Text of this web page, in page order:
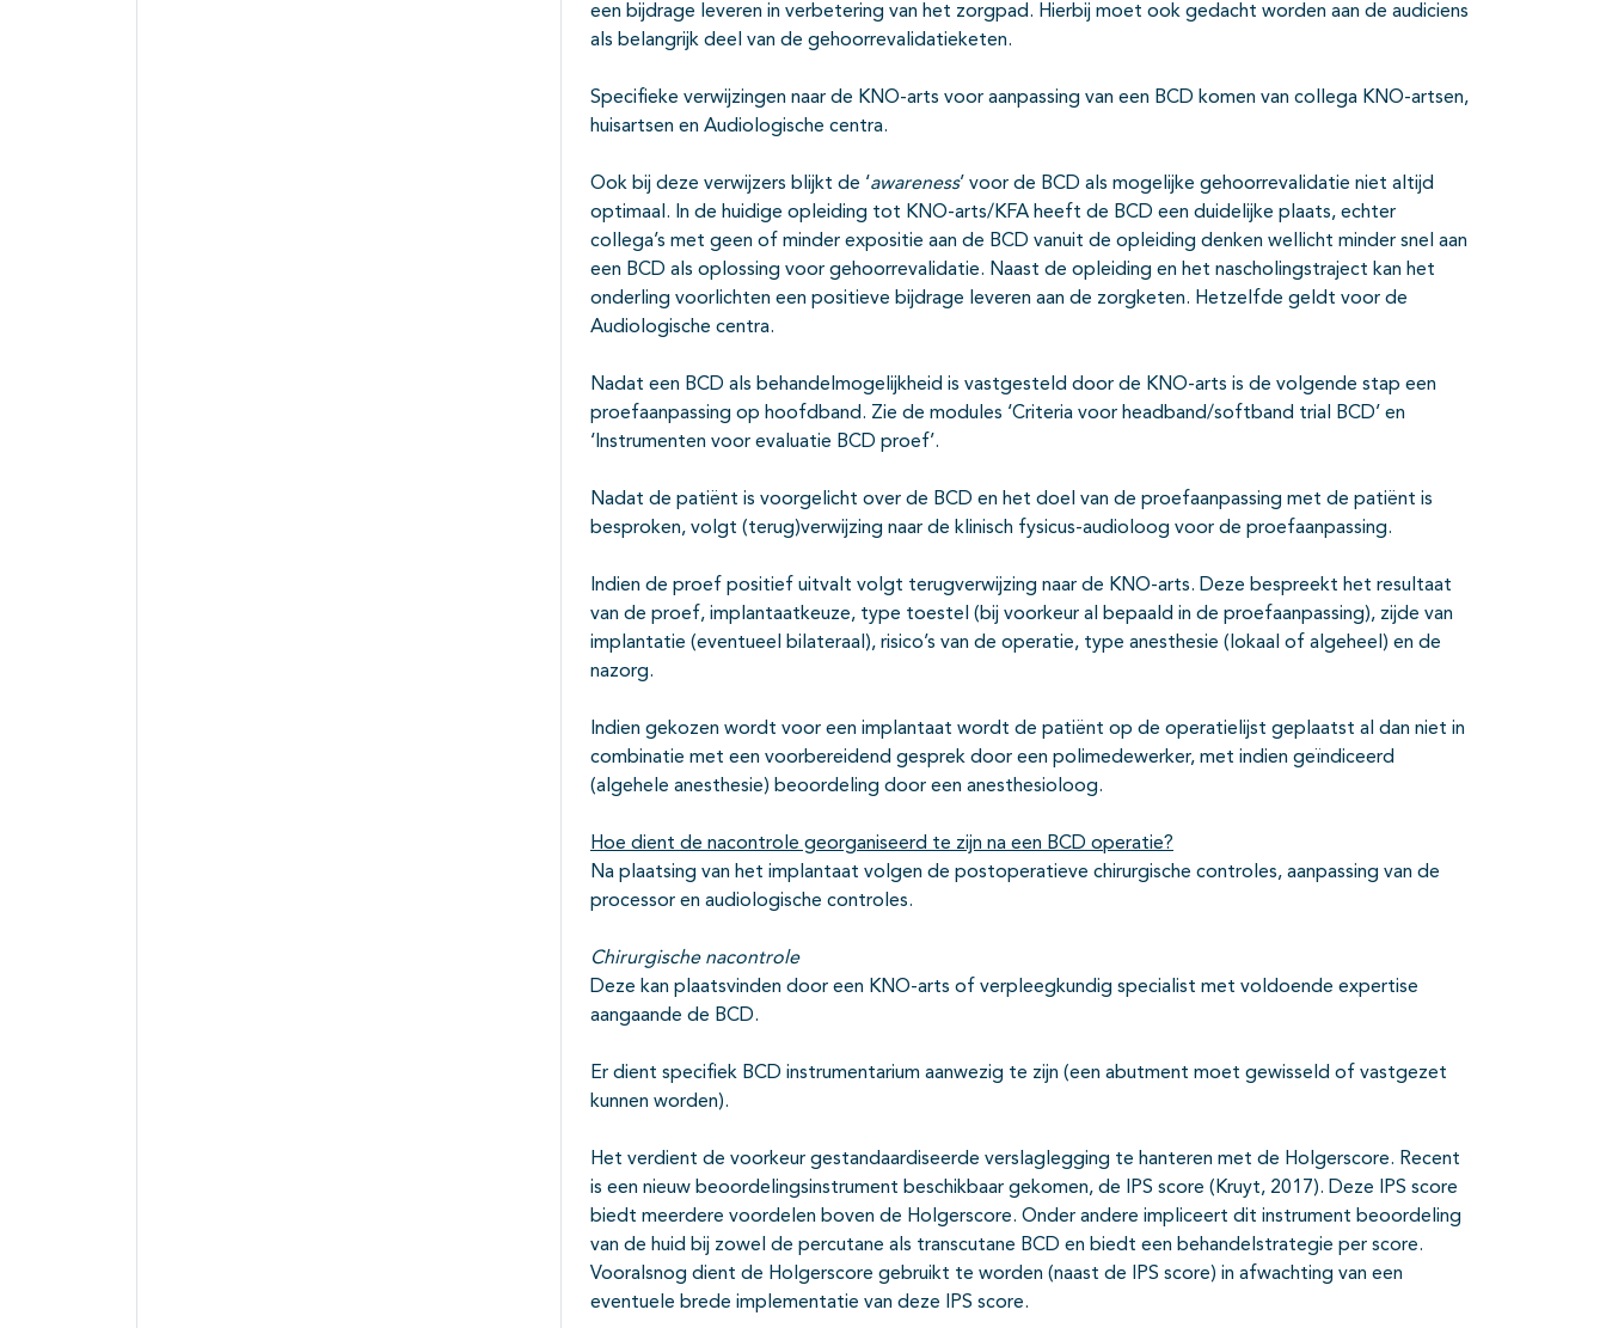
een bijdrage leveren in verbetering van het zorgpad. Hierbij moet ook gedacht worden aan de audiciens
als belangrijk deel van de gehoorrevalidatieketen.
Specifieke verwijzingen naar de KNO-arts voor aanpassing van een BCD komen van collega KNO-artsen,
huisartsen en Audiologische centra.
Ook bij deze verwijzers blijkt de ‘awareness’ voor de BCD als mogelijke gehoorrevalidatie niet altijd
optimaal. In de huidige opleiding tot KNO-arts/KFA heeft de BCD een duidelijke plaats, echter
collega’s met geen of minder expositie aan de BCD vanuit de opleiding denken wellicht minder snel aan
een BCD als oplossing voor gehoorrevalidatie. Naast de opleiding en het nascholingstraject kan het
onderling voorlichten een positieve bijdrage leveren aan de zorgketen. Hetzelfde geldt voor de
Audiologische centra.
Nadat een BCD als behandelmogelijkheid is vastgesteld door de KNO-arts is de volgende stap een
proefaanpassing op hoofdband. Zie de modules ‘Criteria voor headband/softband trial BCD’ en
‘Instrumenten voor evaluatie BCD proef’.
Nadat de patiënt is voorgelicht over de BCD en het doel van de proefaanpassing met de patiënt is
besproken, volgt (terug)verwijzing naar de klinisch fysicus-audioloog voor de proefaanpassing.
Indien de proef positief uitvalt volgt terugverwijzing naar de KNO-arts. Deze bespreekt het resultaat
van de proef, implantaatkeuze, type toestel (bij voorkeur al bepaald in de proefaanpassing), zijde van
implantatie (eventueel bilateraal), risico’s van de operatie, type anesthesie (lokaal of algeheel) en de
nazorg.
Indien gekozen wordt voor een implantaat wordt de patiënt op de operatielijst geplaatst al dan niet in
combinatie met een voorbereidend gesprek door een polimedewerker, met indien geïndiceerd
(algehele anesthesie) beoordeling door een anesthesioloog.
Hoe dient de nacontrole georganiseerd te zijn na een BCD operatie?
Na plaatsing van het implantaat volgen de postoperatieve chirurgische controles, aanpassing van de
processor en audiologische controles.
Chirurgische nacontrole
Deze kan plaatsvinden door een KNO-arts of verpleegkundig specialist met voldoende expertise
aangaande de BCD.
Er dient specifiek BCD instrumentarium aanwezig te zijn (een abutment moet gewisseld of vastgezet
kunnen worden).
Het verdient de voorkeur gestandaardiseerde verslaglegging te hanteren met de Holgerscore. Recent
is een nieuw beoordelingsinstrument beschikbaar gekomen, de IPS score (Kruyt, 2017). Deze IPS score
biedt meerdere voordelen boven de Holgerscore. Onder andere impliceert dit instrument beoordeling
van de huid bij zowel de percutane als transcutane BCD en biedt een behandelstrategie per score.
Vooralsnog dient de Holgerscore gebruikt te worden (naast de IPS score) in afwachting van een
eventuele brede implementatie van deze IPS score.